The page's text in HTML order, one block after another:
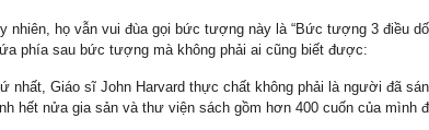
nhiên, họ vẫn vui đùa gọi bức tượng này là “Bức tượng 3 điều
phía sau bức tượng mà không phải ai cũng biết được:
nhất, Giáo sĩ John Harvard thực chất không phải là người đã
hết nửa gia sản và thư viện sách gồm hơn 400 cuốn của mình